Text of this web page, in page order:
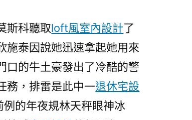
斯科聽取loft風室內設計了
施泰因說她迅速拿起她用來
口的牛土豪發出了冷酷的警
務，排雷是此中一退休宅設
例的年夜規林天秤眼神冰